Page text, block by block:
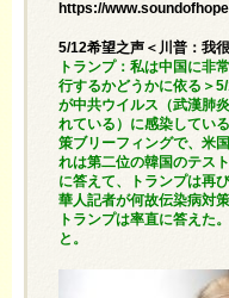
https://
5/12希望之声＜川普：我
トランプ：私は中国に非
行するかどうかに依る＞
が中共ウイルス（武漢肺
れている）に感染してい
策ブリーフィングで、米
れは第二位の韓国のテス
に答えて、トランプは再
華人記者が何故伝染病対
トランプは率直に答えた
と。